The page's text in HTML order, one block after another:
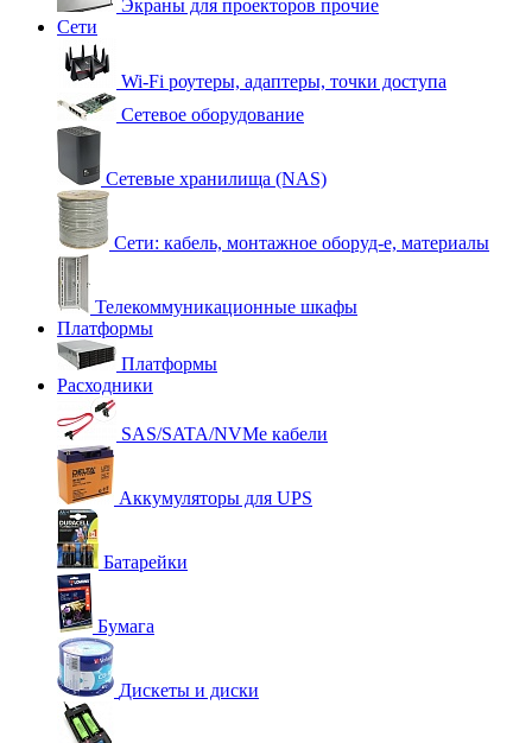
Экраны для проекторов прочие
Сети
Wi-Fi роутеры, адаптеры, точки доступа
Сетевое оборудование
Сетевые хранилища (NAS)
Сети: кабель, монтажное оборуд-е, материалы
Телекоммуникационные шкафы
Платформы
Платформы
Расходники
SAS/SATA/NVMe кабели
Аккумуляторы для UPS
Батарейки
Бумага
Дискеты и диски